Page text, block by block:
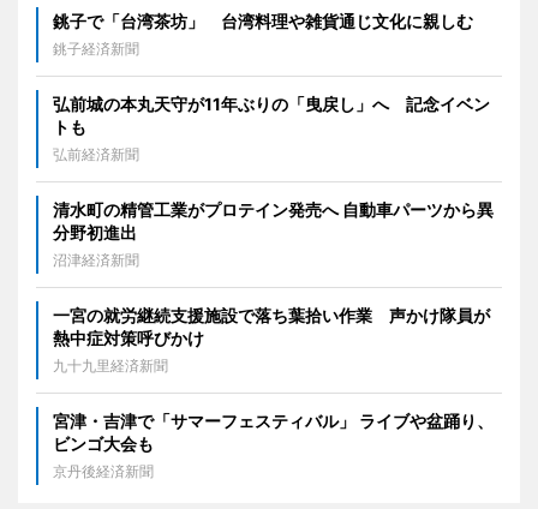
銚子で「台湾茶坊」 台湾料理や雑貨通じ文化に親しむ
銚子経済新聞
弘前城の本丸天守が11年ぶりの「曳戻し」へ 記念イベン
トも
弘前経済新聞
清水町の精管工業がプロテイン発売へ 自動車パーツから異
分野初進出
沼津経済新聞
一宮の就労継続支援施設で落ち葉拾い作業 声かけ隊員が
熱中症対策呼びかけ
九十九里経済新聞
宮津・吉津で「サマーフェスティバル」 ライブや盆踊り、
ビンゴ大会も
京丹後経済新聞